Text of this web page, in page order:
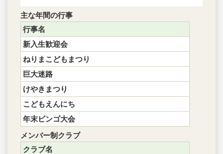
主な年間の行事
行事名
新入生歓迎会
ねりまこどもまつり
巨大迷路
けやきまつり
こどもえんにち
年末ビンゴ大会
メンバー制クラブ
クラブ名